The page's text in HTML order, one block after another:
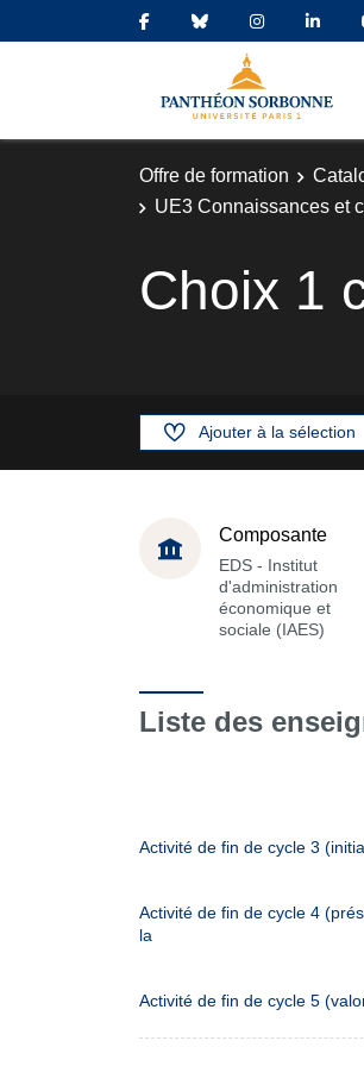
Offre de formation
UE3 Connaissances et
Choix 1
Ajouter à la sélection
Composante
EDS - Institut
d'administration
économique et
sociale (IAES)
Liste des
Activité de fin de cycle 3
Activité de fin de cycle 4
la
Activité de fin de cycle 5